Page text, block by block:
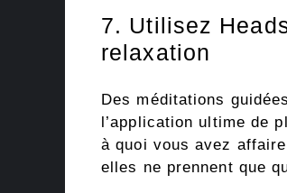
7. Utilisez
relaxation
Des méditations
l’application ultime de
à quoi vous avez
elles ne prennent que